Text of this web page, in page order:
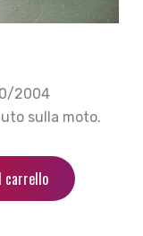
2004
sulla moto.
carrello